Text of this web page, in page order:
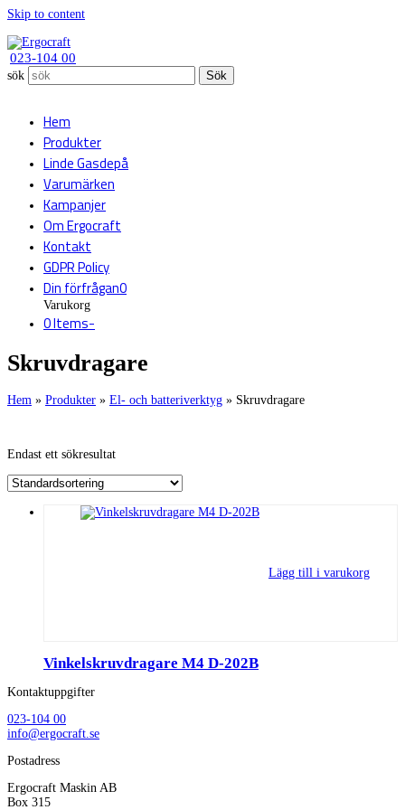
Skip to content
023-104 00
sök Sök
Hem
Produkter
Linde Gasdepå
Varumärken
Kampanjer
Om Ergocraft
Kontakt
GDPR Policy
Din förfrågan0
Varukorg
0 Items-
Skruvdragare
Hem » Produkter » El- och batteriverktyg » Skruvdragare
Endast ett sökresultat
Lägg till i varukorg
Vinkelskruvdragare M4 D-202B
Kontaktuppgifter
023-104 00
info@ergocraft.se
Postadress
Ergocraft Maskin AB
Box 315